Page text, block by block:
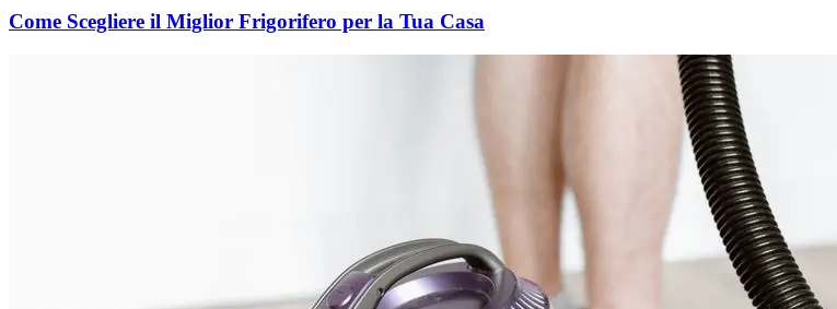
Come Scegliere il Miglior Frigorifero per la Tua Casa